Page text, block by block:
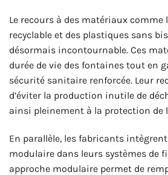
Le recours à des matériaux comme
recyclable et des plastiques sans
désormais incontournable. Ces
durée de vie des fontaines tout en
sécurité sanitaire renforcée. Leur
d’éviter la production inutile de
ainsi pleinement à la protection de
En parallèle, les fabricants
modulaire dans leurs systèmes de
approche modulaire permet de